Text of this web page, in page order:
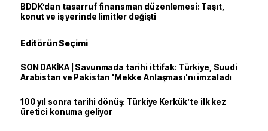
BDDK’dan tasarruf finansman düzenlemesi: Taşıt,
konut ve iş yerinde limitler değişti
Editörün Seçimi
SON DAKİKA | Savunmada tarihi ittifak: Türkiye, Suudi
Arabistan ve Pakistan 'Mekke Anlaşması'nı imzaladı
100 yıl sonra tarihi dönüş: Türkiye Kerkük’te ilk kez
üretici konuma geliyor